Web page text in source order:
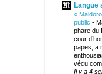
Langue
«
public -
phare du
cour
papes, a
vécu
Il y a 4